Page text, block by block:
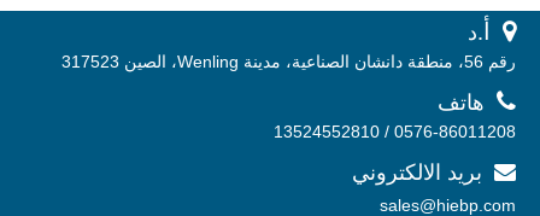
 أ. د
رقم 56، منطقة دانشان الصناعية، مدينة Wenling، الصين 317523
 هاتف
0576-86011208 / 13524552810
 بريد الالكتروني
sales@hiebp.com